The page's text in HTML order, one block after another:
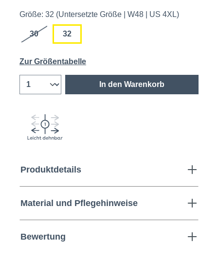
Größe: 32 (Untersetzte Größe | W48 | US 4XL)
30 32
Zur Größentabelle
In den Warenkorb
Produktdetails
Material und Pflegehinweise
Bewertung